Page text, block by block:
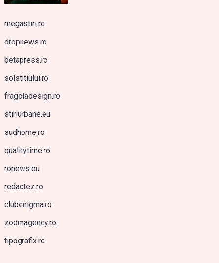
megastiri.ro
dropnews.ro
betapress.ro
solstitiului.ro
fragoladesign.ro
stiriurbane.eu
sudhome.ro
qualitytime.ro
ronews.eu
redactez.ro
clubenigma.ro
zoomagency.ro
tipografix.ro